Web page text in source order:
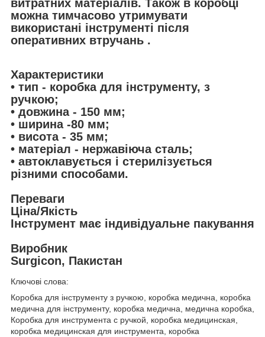
витратних матеріалів. Також в коробці
можна тимчасово утримувати
використані інструменті після
оперативних втручань .
Характеристики
• тип - коробка для інструменту, з
ручкою;
• довжина - 150 мм;
• ширина -80 мм;
• висота - 35 мм;
• матеріал - нержавіюча сталь;
• автоклавується і стерилізується
різними способами.
Переваги
Ціна/Якість
Інструмент має індивідуальне пакування
Виробник
Surgicon, Пакистан
Ключові слова:
Коробка для інструменту з ручкою, коробка медична, коробка
медична для інструменту, коробка медична, медична коробка,
Коробка для инструмента с ручкой, коробка медицинская,
коробка медицинская для инструмента, коробка